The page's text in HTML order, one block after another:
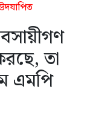
তা
এমপি